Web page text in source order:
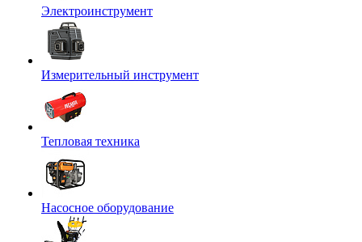
Электроинструмент
Измерительный инструмент
Тепловая техника
Насосное оборудование